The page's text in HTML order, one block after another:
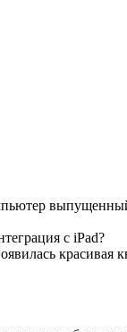
с iPad?